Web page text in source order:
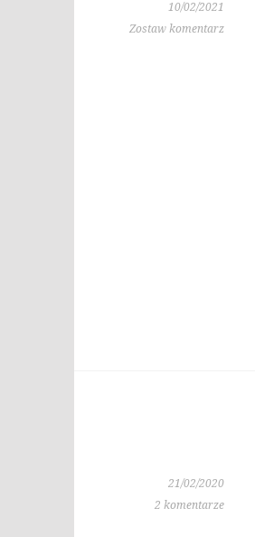
10/02/2021
Zostaw komentarz
21/02/2020
2 komentarze